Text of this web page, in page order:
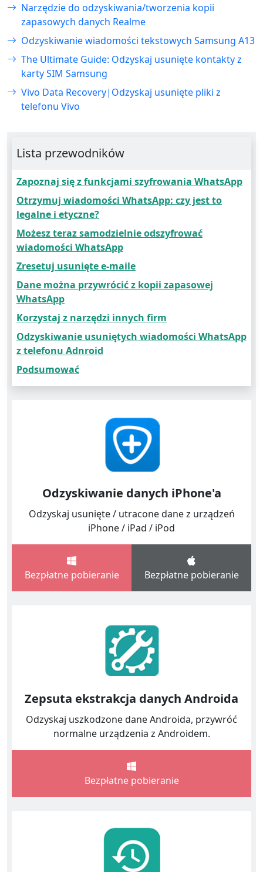
Lista przewodników
Zapoznaj się z funkcjami szyfrowania WhatsApp
Otrzymuj wiadomości WhatsApp: czy jest to
legalne i etyczne?
Możesz teraz samodzielnie odszyfrować
wiadomości WhatsApp
Zresetuj usunięte e-maile
Dane można przywrócić z kopii zapasowej
WhatsApp
Korzystaj z narzędzi innych firm
Odzyskiwanie usuniętych wiadomości WhatsApp
z telefonu Adnroid
Podsumować
Odzyskiwanie danych iPhone'a
Odzyskaj usunięte / utracone dane z urządzeń
iPhone / iPad / iPod
Bezpłatne pobieranie Bezpłatne pobieranie
Zepsuta ekstrakcja danych Androida
Odzyskaj uszkodzone dane Androida, przywróć
normalne urządzenia z Androidem.
Bezpłatne pobieranie
Narzędzie do odzyskiwania/tworzenia kopii
zapasowych danych Realme
Odzyskiwanie wiadomości tekstowych Samsung A13
The Ultimate Guide: Odzyskaj usunięte kontakty z
karty SIM Samsung
Vivo Data Recovery|Odzyskaj usunięte pliki z
telefonu Vivo